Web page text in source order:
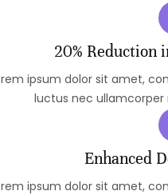
20% Reduction
ipsum dolor sit amet,
luctus nec ullamcorper
Enhanced
ipsum dolor sit amet,